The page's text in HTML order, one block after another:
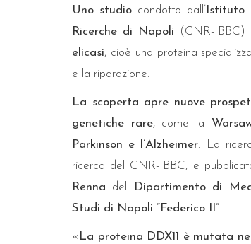
Uno studiocondotto dall’ Istituto
Ricerche di Napoli (CNR-IBBC)
elicasi, cioè una proteina
e la riparazione.
La scoperta apre nuove
genetiche rare, come la
Parkinson e l’Alzheimer. La
ricerca del CNR-IBBC, e
Renna del Dipartimento di
Studi di Napoli “Federico II”.
« La proteina DDX11 è mutata
Museo di Zoologia,